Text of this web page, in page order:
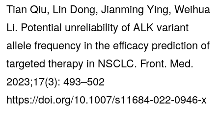
Tian Qiu, Lin Dong, Jianming Ying, Weihua
Li. Potential unreliability of ALK variant
allele frequency in the efficacy prediction of
targeted therapy in NSCLC. Front. Med.
2023;17(3): 493–502
https://doi.org/10.1007/s11684-022-0946-x